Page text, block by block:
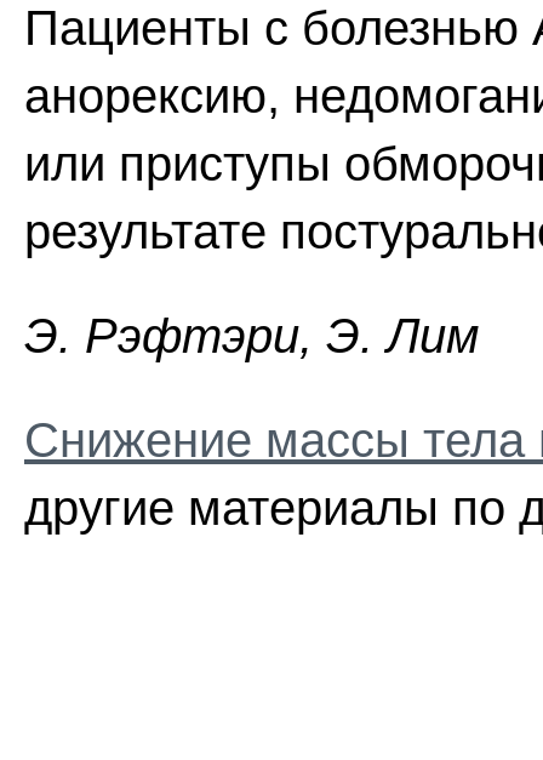
Пациенты с болезнью
анорексию,
или приступы
результате
Э. Pэфтэpи, Э. Лим
Снижение массы тела
другие материалы по